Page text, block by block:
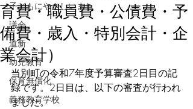
子どもにやさしいまち
議会
道新
幼児教育
保育無償化
義務教育学校
育費・職員費・公債費・予
備費・歳入・特別会計・企
業会計）
当別町の令和7年度予算審査2日目の記
録です。2日目は、以下の審査が行われ
ました。